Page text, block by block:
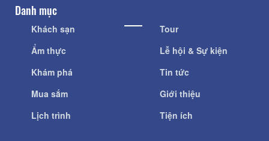
Danh mục
Khách sạn
Ẩm thực
Khám phá
Mua sắm
Lịch trình
Tour
Lễ hội & Sự kiện
Tin tức
Giới thiệu
Tiện ích